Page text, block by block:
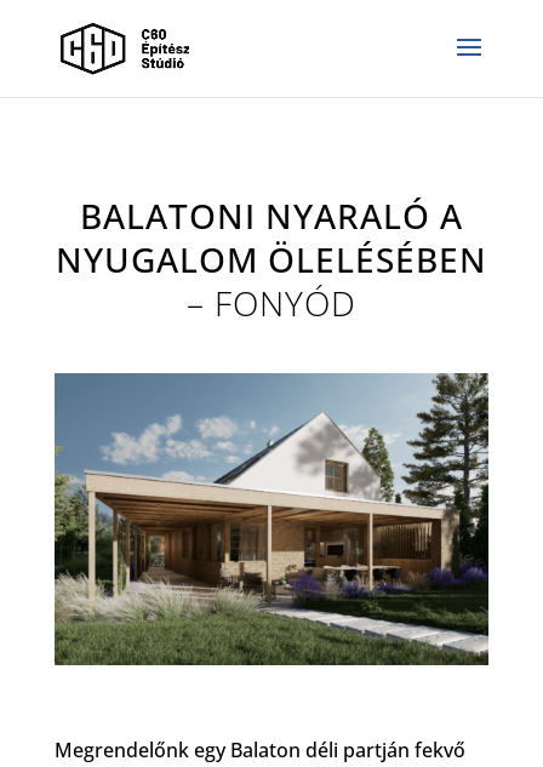
BALATONI NYARALÓ A
NYUGALOM ÖLELÉSÉBEN
– FONYÓD
Megrendelőnk egy Balaton déli partján fekvő